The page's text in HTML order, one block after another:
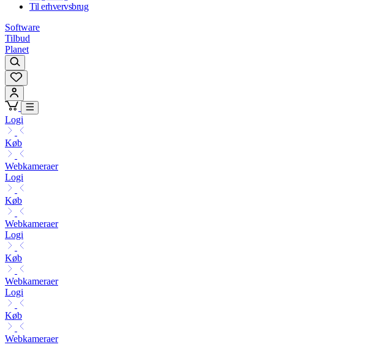
Til erhvervsbrug
Software
Tilbud
Planet
Logi
Køb
Webkameraer
Logi
Køb
Webkameraer
Logi
Køb
Webkameraer
Logi
Køb
Webkameraer